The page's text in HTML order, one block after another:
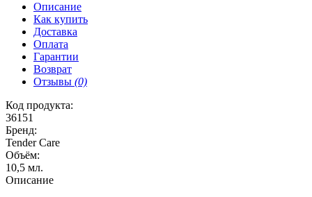
Описание
Как купить
Доставка
Оплата
Гарантии
Возврат
Отзывы (0)
Код продукта:
36151
Бренд:
Tender Care
Объём:
10,5 мл.
Описание